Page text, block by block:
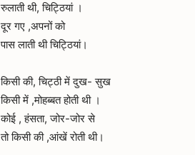
रुलाती थी, चिट्ठियां ।
दूर गए ,अपनों को
पास लाती थी चिट्ठियां।
किसी की, चिट्ठी में दुख- सुख
किसी में ,मोहब्बत होती थी ।
कोई , हंसता, जोर-जोर से
तो किसी की ,आंखें रोती थी।